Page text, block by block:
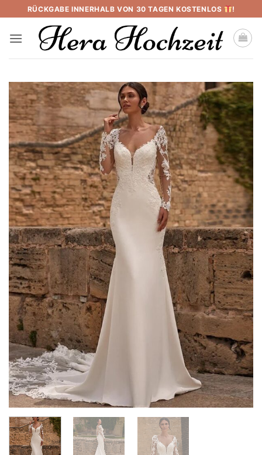
to
content
RÜCKGABE INNERHALB VON 30 TAGEN KOSTENLOS !